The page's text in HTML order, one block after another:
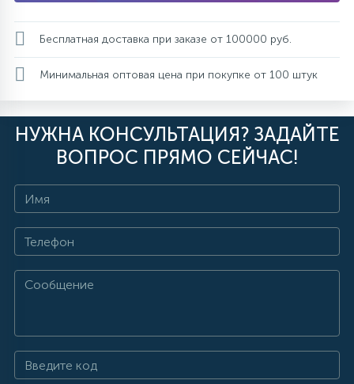
Бесплатная доставка при заказе от 100000 руб.
Минимальная оптовая цена при покупке от 100 штук
НУЖНА КОНСУЛЬТАЦИЯ? ЗАДАЙТЕ
ВОПРОС ПРЯМО СЕЙЧАС!